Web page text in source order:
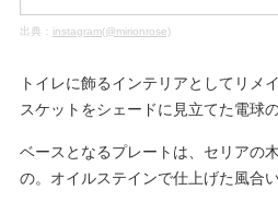
出典： instagram(@mirionrose)
トイレに飾るインテリアとしてリメ
スケットをシェードに見立てた電球
ベースとなるプレートは、セリアの
の。オイルステインで仕上げた風合